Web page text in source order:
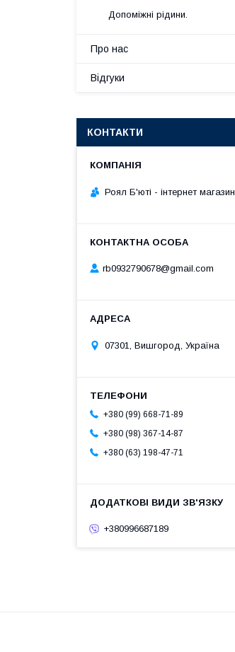
Допоміжні рідини.
Про нас
Відгуки
КОНТАКТИ
Роял Б'юті - інтернет магазин
rb0932790678@gmail.com
07301, Вишгород, Україна
+380 (99) 668-71-89
+380 (98) 367-14-87
+380 (63) 198-47-71
+380996687189